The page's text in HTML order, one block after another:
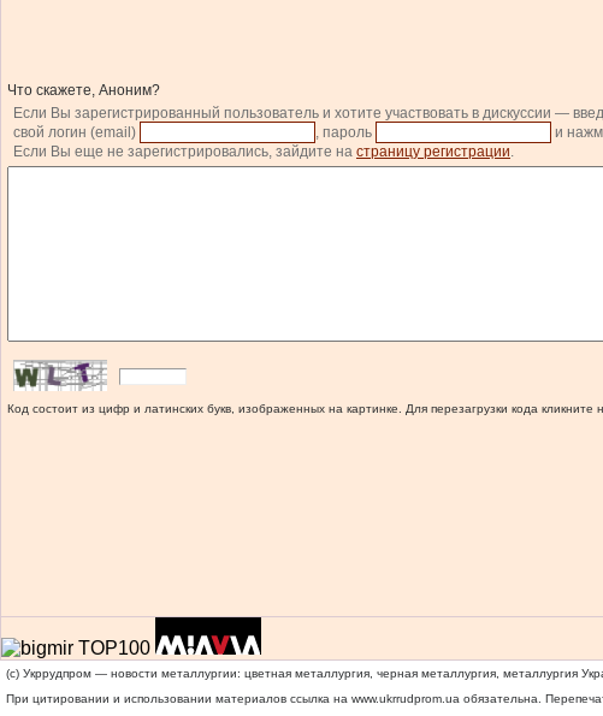
Что скажете, Аноним?
Если Вы зарегистрированный пользователь и хотите участвовать в дискуссии —
свой логин (email)
, пароль и
Если Вы еще не зарегистрировались, зайдите на страницу регистрации.
Код состоит из цифр и латинских букв, изображенных на картинке. Для перезагрузки кода кликните
(c) Укррудпром — новости металлургии: цветная металлургия, черная металлургия, металлургия
При цитировании и использовании материалов ссылка на www.ukrrudprom.ua обязательна.